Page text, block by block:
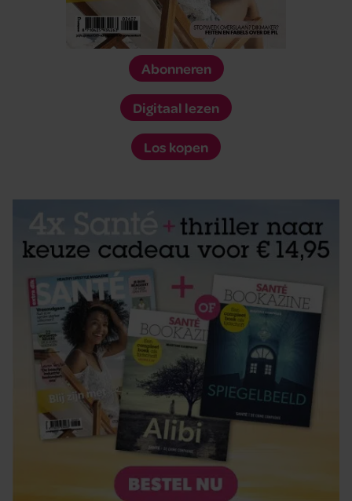
Abonneren
Digitaal lezen
Los kopen